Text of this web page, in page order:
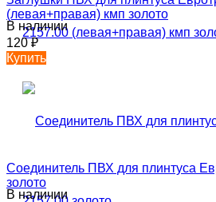
(левая+правая) кмп золото
В наличии
120₽
Купить
Соединитель ПВХ для плинтуса
золото
В наличии